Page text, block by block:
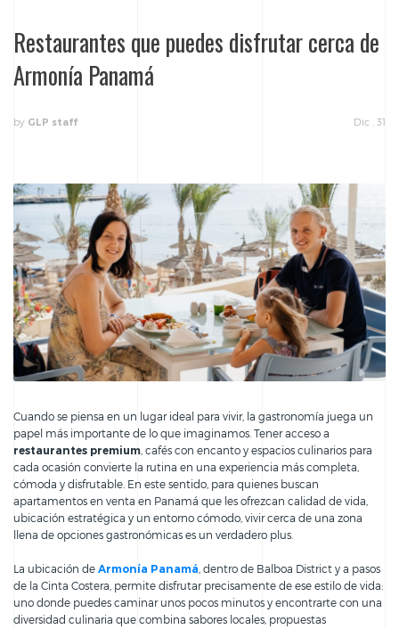
Restaurantes que puedes disfrutar cerca de
Armonía Panamá
by GLP staff Dic , 31
Cuando se piensa en un lugar ideal para vivir, la gastronomía juega un
papel más importante de lo que imaginamos. Tener acceso a
restaurantes premium , cafés con encanto y espacios culinarios para
cada ocasión convierte la rutina en una experiencia más completa,
cómoda y disfrutable. En este sentido, para quienes buscan
apartamentos en venta en Panamá que les ofrezcan calidad de vida,
ubicación estratégica y un entorno cómodo, vivir cerca de una zona
llena de opciones gastronómicas es un verdadero plus.
La ubicación de Armonía Panamá , dentro de Balboa District y a pasos
de la Cinta Costera, permite disfrutar precisamente de ese estilo de vida:
uno donde puedes caminar unos pocos minutos y encontrarte con una
diversidad culinaria que combina sabores locales, propuestas